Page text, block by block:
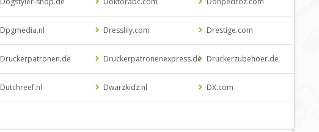
Dpgmedia.nl Dresslily.com Drestige.com
Druckerpatronen.de Druckerpatronenexpress.de Druckerzubehoer.de
Dutchreef.nl Dwarzkidz.nl DX.com